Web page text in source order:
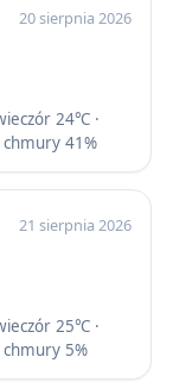
20 sierpnia 2026
24℃ ·
41%
21 sierpnia 2026
25℃ ·
5%